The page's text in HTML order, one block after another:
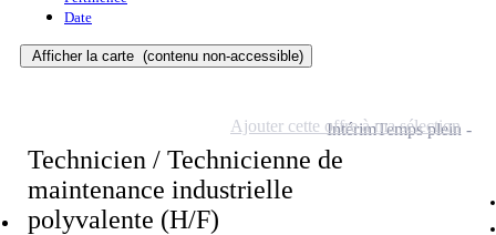
Date
Afficher la carte (contenu non-accessible)
Technicien / Technicienne de
maintenance industrielle
polyvalente (H/F)
IntérimTemps plein
Ajouter cette offre à ma sélection